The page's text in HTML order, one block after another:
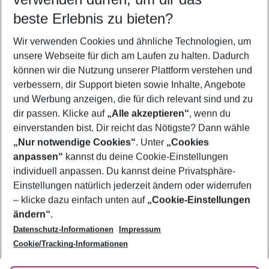
5-8 Nächte
2 Erwachsene Keine Kinder
Mehr Filter anzeigen
Footer
Footer navigation
Über uns
AGB
Bestpreisgarantie
Cookie-Einstellungen ändern
Cookie-Richtlinie
Agenturbetreuung
Barrierefreies Reisen
Folge uns
beste Erlebnis zu bieten?
Wir verwenden Cookies und ähnliche Technologien, um
unsere Webseite für dich am Laufen zu halten. Dadurch
können wir die Nutzung unserer Plattform verstehen und
verbessern, dir Support bieten sowie Inhalte, Angebote
und Werbung anzeigen, die für dich relevant sind und zu
dir passen. Klicke auf „Alle akzeptieren“, wenn du
einverstanden bist. Dir reicht das Nötigste? Dann wähle
„Nur notwendige Cookies“. Unter „Cookies
anpassen“ kannst du deine Cookie-Einstellungen
individuell anpassen. Du kannst deine Privatsphäre-
Einstellungen natürlich jederzeit ändern oder widerrufen
– klicke dazu einfach unten auf „Cookie-Einstellungen
ändern“.
Datenschutz-Informationen
Impressum
Cookie/Tracking-Informationen